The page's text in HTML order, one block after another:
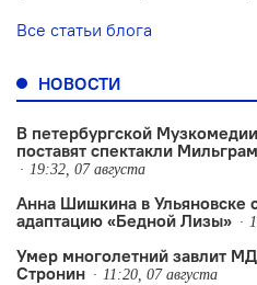
Все статьи блога
НОВОСТИ
В петербургской
поставят спектакли
19:32, 07 августа
Анна Шишкина в Ульяновске
адаптацию «Бедной Лизы»
Умер многолетний завлит
Стронин
11:20, 07 августа